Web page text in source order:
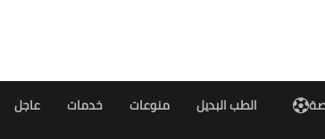
الطب البديل منوعات خدمات عاجل